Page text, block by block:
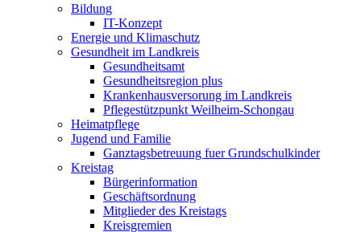
Bildung
IT-Konzept
Energie und Klimaschutz
Gesundheit im Landkreis
Gesundheitsamt
Gesundheitsregion plus
Krankenhausversorung im Landkreis
Pflegestützpunkt Weilheim-Schongau
Heimatpflege
Jugend und Familie
Ganztagsbetreuung fuer Grundschulkinder
Kreistag
Bürgerinformation
Geschäftsordnung
Mitglieder des Kreistags
Kreisgremien